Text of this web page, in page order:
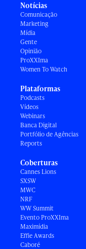
Notícias
Comunicação
Marketing
Mídia
Gente
Opinião
ProXXIma
Women To Watch
Plataformas
Podcasts
Vídeos
Webinars
Banca Digital
Portfólio de Agências
Reports
Coberturas
Cannes Lions
SXSW
MWC
NRF
WW Summit
Evento ProXXIma
Maximídia
Effie Awards
Caboré